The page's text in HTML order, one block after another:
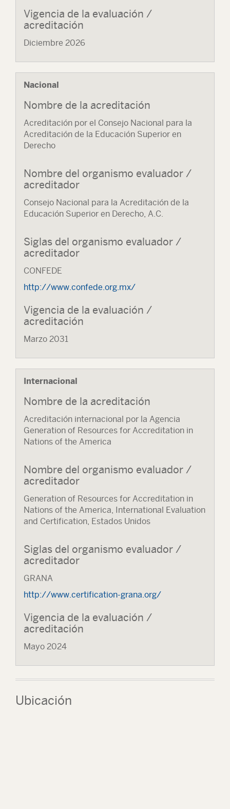
Vigencia de la evaluación /
acreditación
Diciembre 2026
Nacional
Nombre de la acreditación
Acreditación por el Consejo Nacional para la
Acreditación de la Educación Superior en
Derecho
Nombre del organismo evaluador /
acreditador
Consejo Nacional para la Acreditación de la
Educación Superior en Derecho, A.C.
Siglas del organismo evaluador /
acreditador
CONFEDE
http://www.confede.org.mx/
Vigencia de la evaluación /
acreditación
Marzo 2031
Internacional
Nombre de la acreditación
Acreditación internacional por la Agencia
Generation of Resources for Accreditation in
Nations of the America
Nombre del organismo evaluador /
acreditador
Generation of Resources for Accreditation in
Nations of the America, International Evaluation
and Certification, Estados Unidos
Siglas del organismo evaluador /
acreditador
GRANA
http://www.certification-grana.org/
Vigencia de la evaluación /
acreditación
Mayo 2024
Ubicación